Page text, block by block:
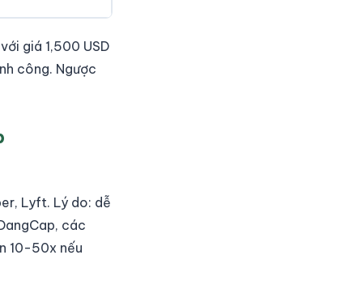
giá 1,500 USD
công. Ngược
Lyft. Lý do: dễ
các
10-50x nếu